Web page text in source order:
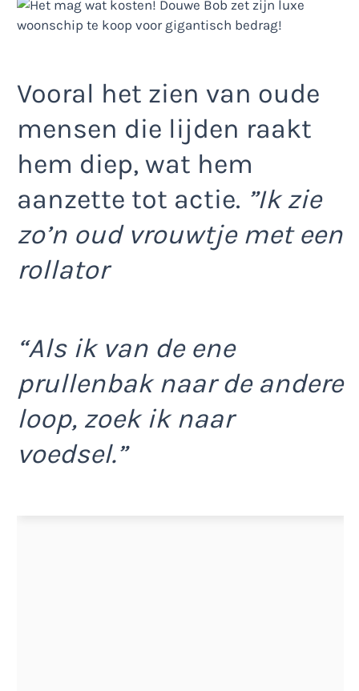
Vooral het zien van oude
mensen die lijden raakt
hem diep, wat hem
aanzette tot actie. ”Ik zie
zo’n oud vrouwtje met een
rollator
“Als ik van de ene
prullenbak naar de andere
loop, zoek ik naar
voedsel.”